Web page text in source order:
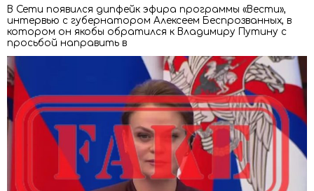
В Сети появился дипфейк эфира программы «Вести»,
интервью с губернатором Алексеем Беспрозванных, в
котором он якобы обратился к Владимиру Путину с
просьбой направить в